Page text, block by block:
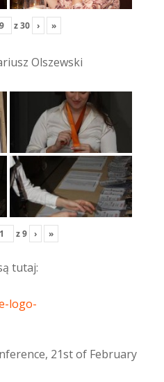
z30 › »
Olszewski
z9 › »
tutaj:
21st of February